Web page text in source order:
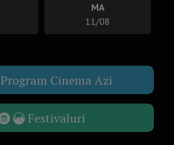
MA
11/08
Program Cinema Azi
Festivaluri